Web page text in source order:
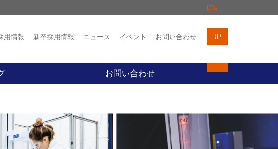
拡張
ス イベント お問い合わせ
用情報 新卒採用情報 ニュース イベント お問い合わせ JP
お問い合わせ